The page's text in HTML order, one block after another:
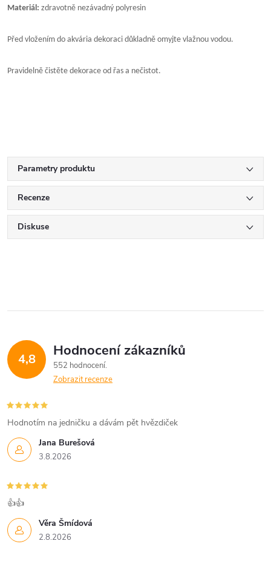
Materiál: zdravotně nezávadný polyresin
Před vložením do akvária dekoraci důkladně omyjte vlažnou vodou.
Pravidelně čistěte dekorace od řas a nečistot.
Parametry produktu
Recenze
Diskuse
4,8 Hodnocení zákazníků
552 hodnocení
Zobrazit recenze
Jana Burešová
3.8.2026
Hodnotím na jedničku a dávám pět hvězdiček
Věra Šmídová
2.8.2026
👍👍